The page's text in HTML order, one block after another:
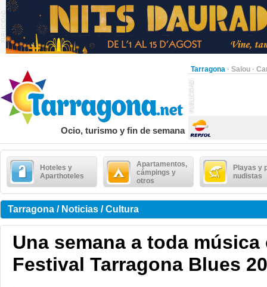
Tarragona · Salou ·
Ocio, turismo y fin de semana
Hoteles y
Aparthoteles
Apartamentos,
cámpings y
otros
Playas y
nudistas
Tarragona / Noticias / Cultura
Una semana a toda música
Festival Tarragona Blues